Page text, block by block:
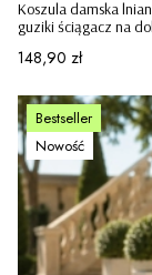
Koszula damska
guziki ściągacz na
Cena
148,90 zł
Bestseller
Nowość